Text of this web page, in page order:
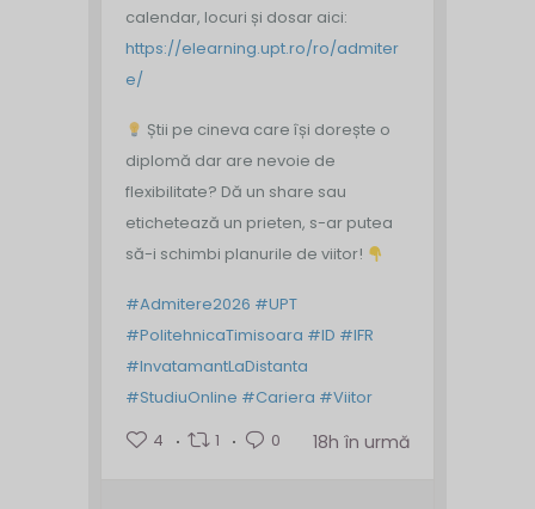
calendar, locuri și dosar aici:
https://elearning.upt.ro/ro/admiter
e/
Știi pe cineva care își dorește o
diplomă dar are nevoie de
flexibilitate? Dă un share sau
etichetează un prieten, s-ar putea
să-i schimbi planurile de viitor!
#Admitere2026 #UPT
#PolitehnicaTimisoara #ID #IFR
#InvatamantLaDistanta
#StudiuOnline #Cariera #Viitor
4
1 0 18h în urmă